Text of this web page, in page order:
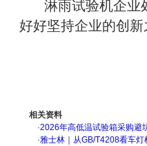
淋雨试验机企业
好好坚持企业的创新
相关资料
·2026年高低温试验箱采购
·雅士林｜从GB/T4208看车